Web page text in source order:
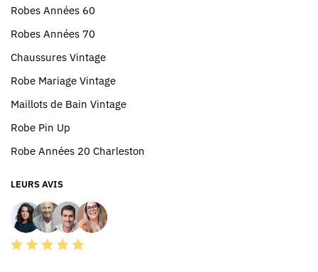
Robes Années 60
Robes Années 70
Chaussures Vintage
Robe Mariage Vintage
Maillots de Bain Vintage
Robe Pin Up
Robe Années 20 Charleston
LEURS AVIS